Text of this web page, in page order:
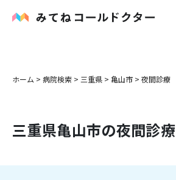
内科
花粉症
ホーム > 病院検索 > 三重県 > 亀山市 > 夜間診療
三重県亀山市の夜間診療